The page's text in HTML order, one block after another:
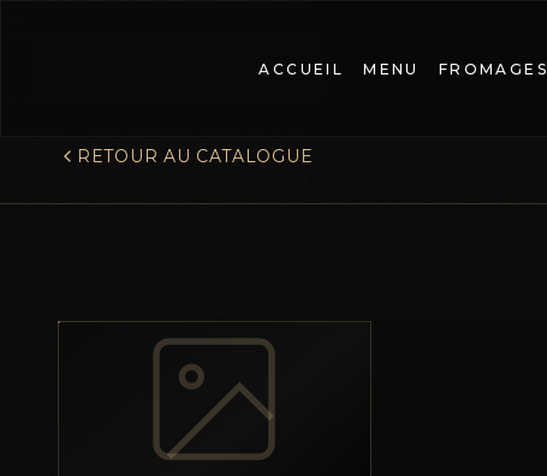
ACCUEIL MENU FROMAGES
RETOUR AU CATALOGUE